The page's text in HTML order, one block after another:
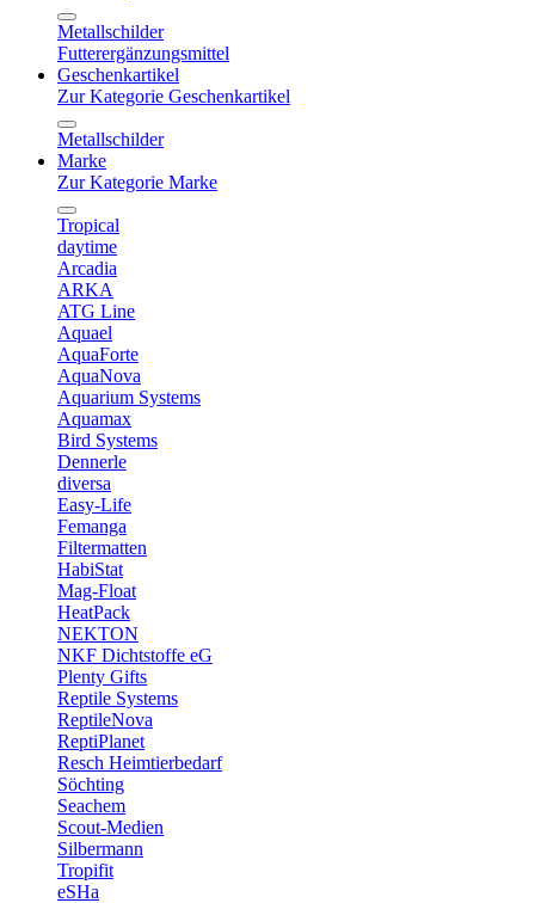
Metallschilder
Futterergänzungsmittel
Geschenkartikel
Zur Kategorie Geschenkartikel
Metallschilder
Marke
Zur Kategorie Marke
Tropical
daytime
Arcadia
ARKA
ATG Line
Aquael
AquaForte
AquaNova
Aquarium Systems
Aquamax
Bird Systems
Dennerle
diversa
Easy-Life
Femanga
Filtermatten
HabiStat
Mag-Float
HeatPack
NEKTON
NKF Dichtstoffe eG
Plenty Gifts
Reptile Systems
ReptileNova
ReptiPlanet
Resch Heimtierbedarf
Söchting
Seachem
Scout-Medien
Silbermann
Tropifit
eSHa